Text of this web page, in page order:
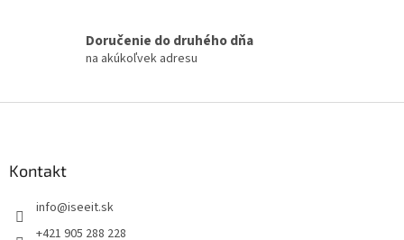
r
v
v
Doručenie do druhého dňa
na akúkoľvek adresu
Kontakt
info@iseeit.sk
+421 905 288 228